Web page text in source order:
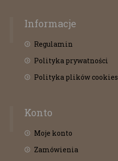
Informacje
Regulamin
Polityka prywatności
Polityka plików cookies
Konto
Moje konto
Zamówienia